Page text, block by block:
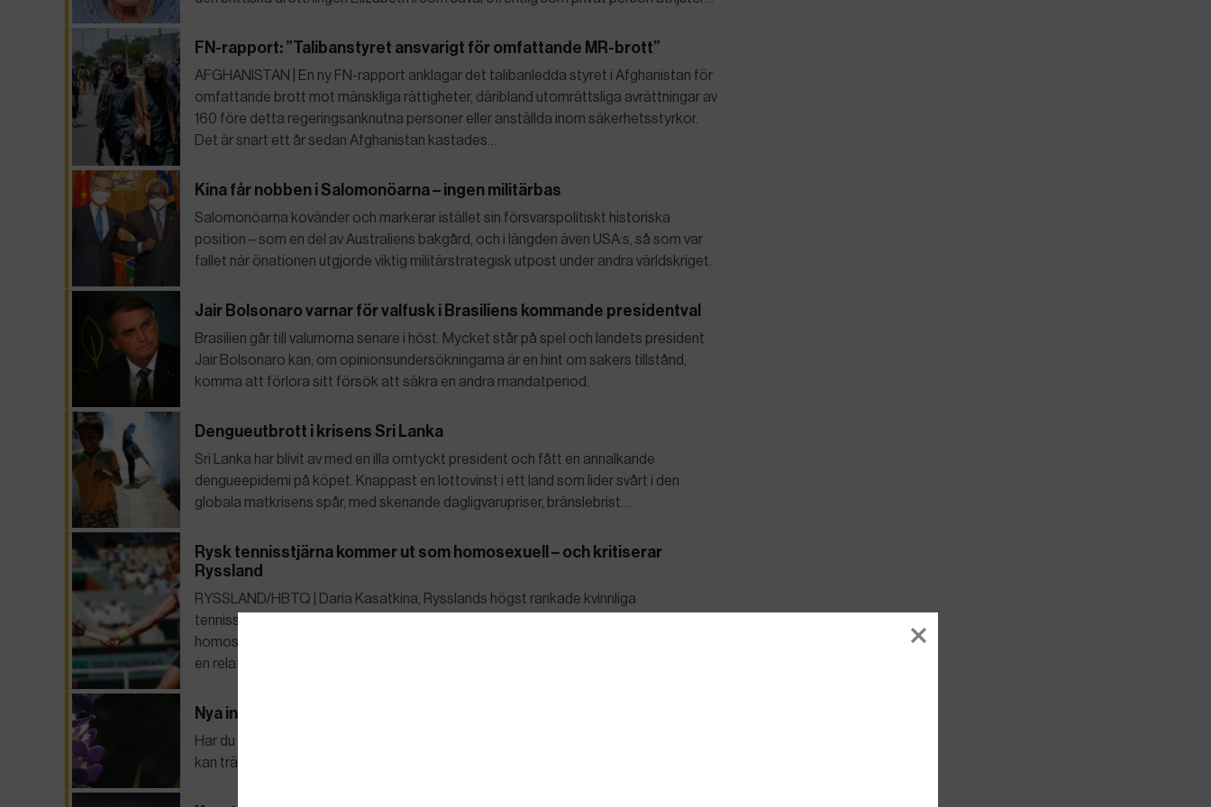
FN-rapport: ”Talibanstyret ansvarigt för omfattande MR-brott”
AFGHANISTAN | En ny FN-rapport anklagar det talibanledda styret i Afghanistan för
omfattande brott mot mänskliga rättigheter, däribland utomrättsliga avrättningar av
160 före detta regeringsanknutna personer eller anställda inom säkerhetsstyrkor.
Det är snart ett år sedan Afghanistan kastades…
Kina får nobben i Salomonöarna – ingen militärbas
Salomonöarna kovänder och markerar istället sin försvarspolitiskt historiska
position – som en del av Australiens bakgård, och i längden även USA:s, så som var
fallet när önationen utgjorde viktig militärstrategisk utpost under andra världskriget.
Jair Bolsonaro varnar för valfusk i Brasiliens kommande presidentval
Brasilien går till valurnorna senare i höst. Mycket står på spel och landets president
Jair Bolsonaro kan, om opinionsundersökningarna är en hint om sakers tillstånd,
komma att förlora sitt försök att säkra en andra mandatperiod.
Dengueutbrott i krisens Sri Lanka
Sri Lanka har blivit av med en illa omtyckt president och fått en annalkande
dengueepidemi på köpet. Knappast en lottovinst i ett land som lider svårt i den
globala matkrisens spår, med skenande dagligvarupriser, bränslebrist…
Rysk tennisstjärna kommer ut som homosexuell – och kritiserar
Ryssland
RYSSLAND/HBTQ | Daria Kasatkina, Rysslands högst rankade kvinnliga
tennisspelare, trädde i en video publicerad i mitten av juli fram som öppen
homosexuell. Den 25-åriga och 12-rankade tennisstjärnan lever enligt egen utsago i
en relation med en annan…
Nya invasiva arter på EU-lista
Har du syrenslide eller japansk träddödare i din trädgård – då bör du se upp. Växterna
kan tränga undan annan växtlighet och hamnar nu på EU:s lista över invasiva arter.